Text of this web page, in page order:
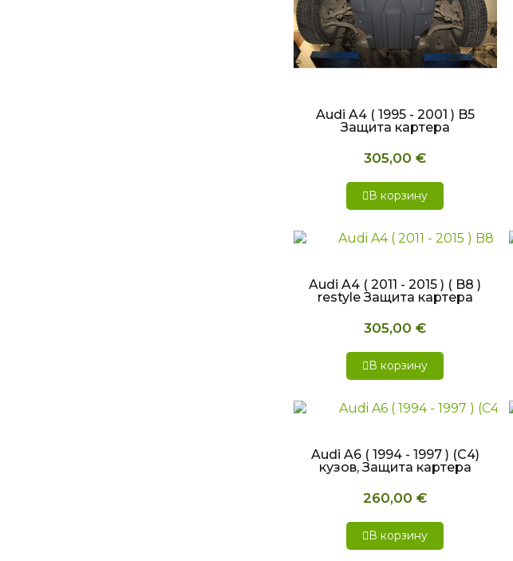
БЫСТРЫЙ ПРОСМОТР
Audi A4 ( 1995 - 2001 ) B5
Защита картера
305,00 €
В корзину
БЫСТРЫЙ ПРОСМОТР
Audi A4 ( 2011 - 2015 ) ( B8 )
restyle Защита картера
305,00 €
В корзину
БЫСТРЫЙ ПРОСМОТР
Audi A6 ( 1994 - 1997 ) (C4)
кузов, Защита картера
260,00 €
В корзину